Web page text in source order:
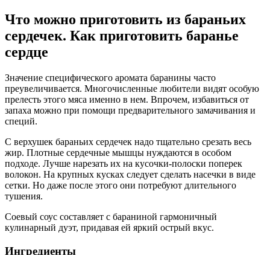
Что можно приготовить из бараньих
сердечек. Как приготовить баранье
сердце
Значение специфического аромата баранины часто
преувеличивается. Многочисленные любители видят особую
прелесть этого мяса именно в нем. Впрочем, избавиться от
запаха можно при помощи предварительного замачивания и
специй.
С верхушек бараньих сердечек надо тщательно срезать весь
жир. Плотные сердечные мышцы нуждаются в особом
подходе. Лучше нарезать их на кусочки-полоски поперек
волокон. На крупных кусках следует сделать насечки в виде
сетки. Но даже после этого они потребуют длительного
тушения.
Соевый соус составляет с бараниной гармоничный
кулинарный дуэт, придавая ей яркий острый вкус.
Ингредиенты